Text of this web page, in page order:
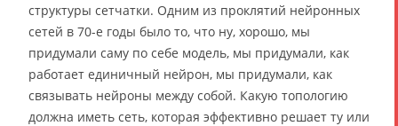
структуры сетчатки. Одним из проклятий нейронных
сетей в 70-е годы было то, что ну, хорошо, мы
придумали саму по себе модель, мы придумали, как
работает единичный нейрон, мы придумали, как
связывать нейроны между собой. Какую топологию
должна иметь сеть, которая эффективно решает ту или